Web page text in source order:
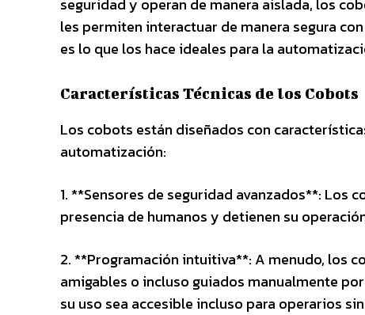
seguridad y operan de manera aislada, los
les permiten interactuar de manera segura
es lo que los hace ideales para la
Características Técnicas de los Cobots
Los cobots están diseñados con
automatización:
1. **Sensores de seguridad avanzados**: Los
presencia de humanos y detienen su
2. **Programación intuitiva**: A menudo, los
amigables o incluso guiados manualmente
su uso sea accesible incluso para operarios